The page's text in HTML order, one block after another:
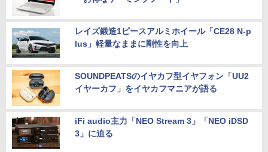
レイズ鍛造1ピースアルミホイール「CE28 N-p
lus」軽量なままに剛性を向上
SOUNDPEATSのイヤカフ型イヤフォン「UU2
イヤーカフ」をイヤカフマニアが語る
iFi audio主力「NEO Stream 3」「NEO iDSD
3」に迫る